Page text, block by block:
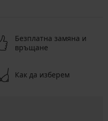
Безплатна замяна и
връщане
Как да изберем